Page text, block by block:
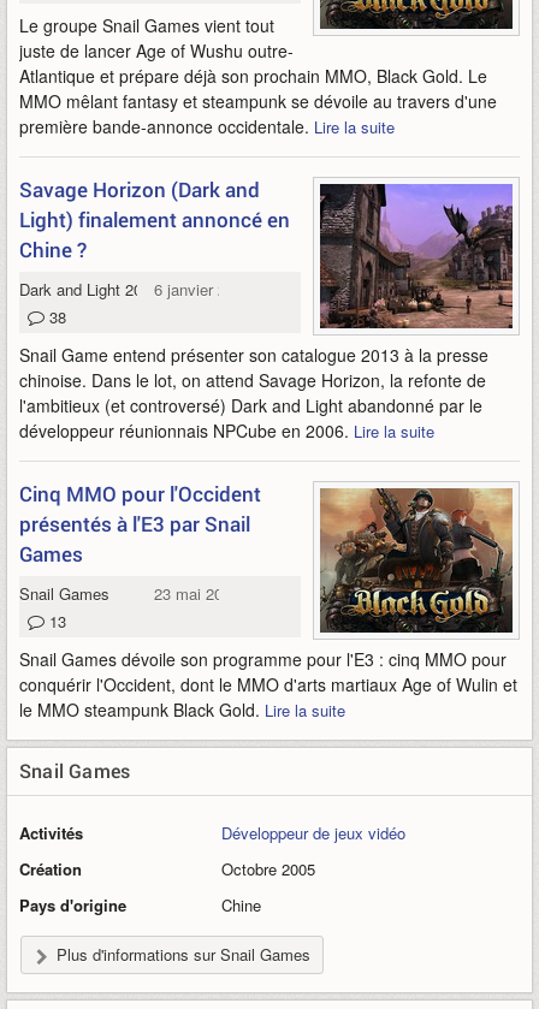
Le groupe Snail Games vient tout
juste de lancer Age of Wushu outre-
Atlantique et prépare déjà son prochain MMO, Black Gold. Le
MMO mêlant fantasy et steampunk se dévoile au travers d'une
première bande-annonce occidentale. Lire la suite
Savage Horizon (Dark and
Light) finalement annoncé en
Chine ?
Dark and Light 20166 janvier 2013
38
Snail Game entend présenter son catalogue 2013 à la presse
chinoise. Dans le lot, on attend Savage Horizon, la refonte de
l'ambitieux (et controversé) Dark and Light abandonné par le
développeur réunionnais NPCube en 2006. Lire la suite
Cinq MMO pour l'Occident
présentés à l'E3 par Snail
Games
Snail Games
23 mai 2012
13
Snail Games dévoile son programme pour l'E3 : cinq MMO pour
conquérir l'Occident, dont le MMO d'arts martiaux Age of Wulin et
le MMO steampunk Black Gold. Lire la suite
Snail Games
Activités
Développeur de jeux vidéo
Création
Octobre 2005
Pays d'origine
Chine
Plus d'informations sur Snail Games